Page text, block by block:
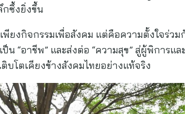
กซึ้งยิ่งขึ้น
พียงกิจกรรมเพื่อสังคม แต่คือความตั้งใจร่ว
ป็น “อาชีพ” และส่งต่อ “ความสุข” สู่ผู้พิการ
บโตเคียงข้างสังคมไทยอย่างแท้จริง